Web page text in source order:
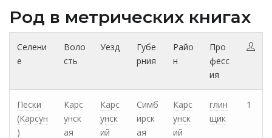
Род в метрических книгах
Селени
е
Воло
сть
Уезд
Губе
рния
Райо
н
Про
фесс
ия
Пески
(Карсун
)
Карс
унск
ая
Карс
унск
ий
Симб
ирск
ая
Карс
унск
ий
глин
щик
1